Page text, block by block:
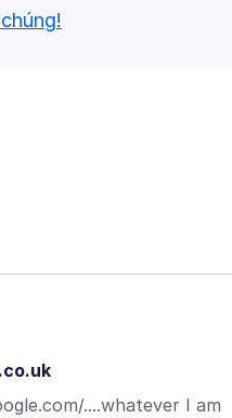
....whatever I am